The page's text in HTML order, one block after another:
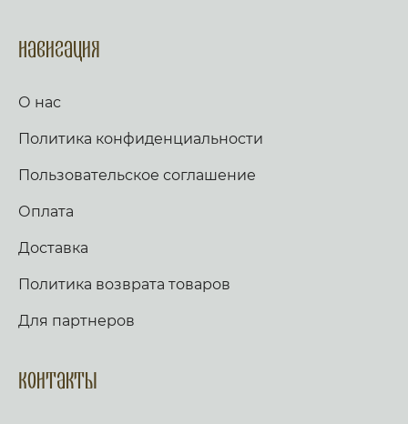
Навигация
О нас
Политика конфиденциальности
Пользовательское соглашение
Оплата
Доставка
Политика возврата товаров
Для партнеров
Контакты